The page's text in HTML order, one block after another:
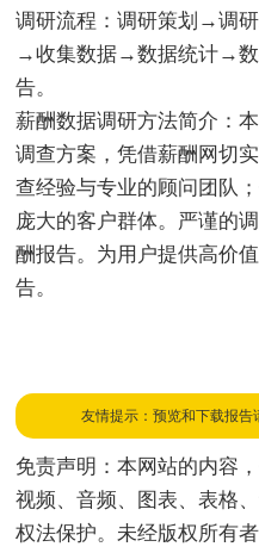
调研流程：调研策划→调
→收集数据→数据统计→
告。
薪酬数据调研方法简介：
调查方案，凭借薪酬网切
查经验与专业的顾问团队
庞大的客户群体。严谨的
酬报告。为用户提供高价
告。
友情提示：预览和下载报
免责声明：本网站的内容
视频、音频、图表、表格
权法保护。未经版权所有